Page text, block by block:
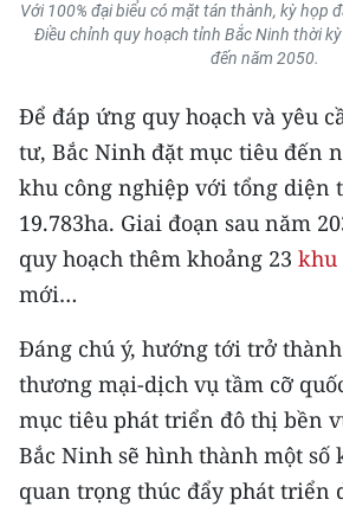
Với 100% đại biểu có mặt tán thành, kỳ họp
Điều chỉnh quy hoạch tỉnh Bắc Ninh thời
đến năm 2050.
Để đáp ứng quy hoạch và yêu
tư, Bắc Ninh đặt mục tiêu đến
khu công nghiệp với tổng diện
19.783ha. Giai đoạn sau năm
quy hoạch thêm khoảng 23 khu
mới…
Đáng chú ý, hướng tới trở
thương mại-dịch vụ tầm cỡ
mục tiêu phát triển đô thị bền
Bắc Ninh sẽ hình thành một số
quan trọng thúc đẩy phát triển